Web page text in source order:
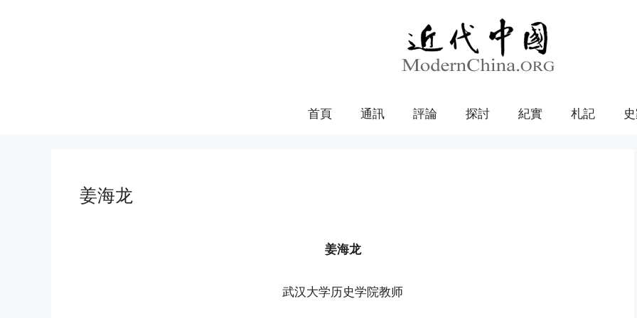
首頁 通訊 評論 探討 紀實 札記
姜海龙
姜海龙
武汉大学历史学院教师